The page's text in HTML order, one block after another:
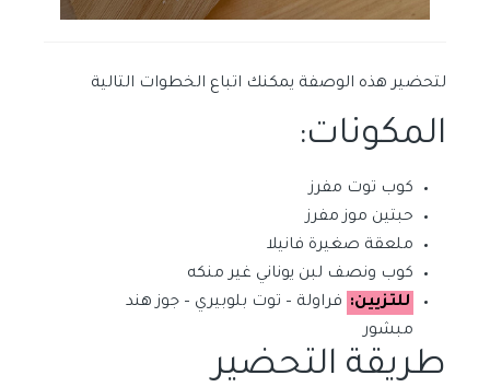
لتحضير هذه الوصفة يمكنك اتباع الخطوات التالية
المكونات:
كوب توت مفرز
حبتين موز مفرز
ملعقة صغيرة فانيلا
كوب ونصف لبن يوناني غير منكه
للتزيين: فراولة – توت بلوبيري – جوز هند
مبشور
طريقة التحضير